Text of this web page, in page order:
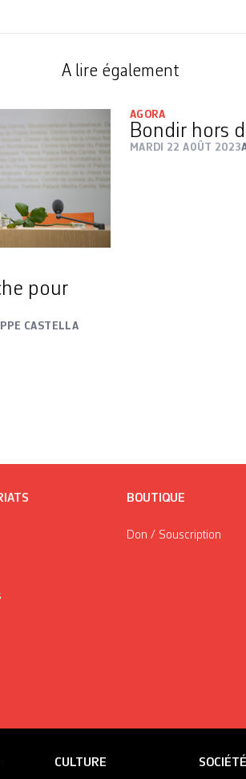
A lire également
pour
CASTELLA
AGORA
Bondir hors
MARDI 22 AOÛT 2023
BOUTIQUE
Don / Souscription
CULTURE SOCIÉTÉ